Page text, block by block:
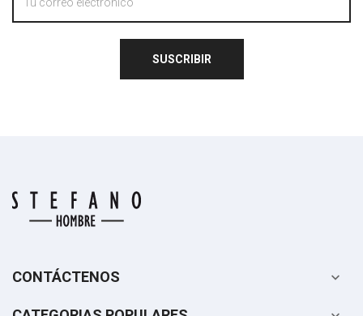
SUSCRIBIR
CONTÁCTENOS 